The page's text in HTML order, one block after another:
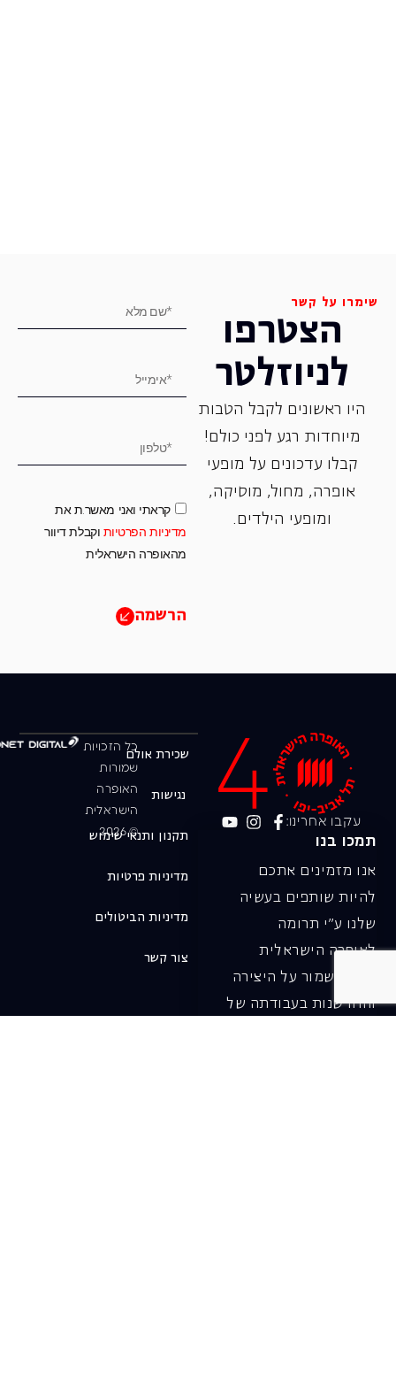
שימרו על קשר
הצטרפו
לניוזלטר
היו ראשונים לקבל הטבות
מיוחדות רגע לפני כולם!
קבלו עדכונים על מופעי
אופרה, ‏מחול, ‏מוסיקה,
ומופעי הילדים.
קראתי ואני מאשר.ת את
מדיניות הפרטיות וקבלת דיוור
מהאופרה הישראלית
הרשמה
עקבו אחרינו:
תמכו בנו
אנו מזמינים אתכם
להיות שותפים בעשיה
שלנו ע"י תרומה
לאופרה הישראלית
ובכך לשמור על היצירה
והחדשנות בעבודתה של
כל הזכויות
שמורות
האופרה
הישראלית
© 2026
שכירת אולם
נגישות
תקנון ותנאי שימוש
מדיניות פרטיות
מדיניות הביטולים
צור קשר